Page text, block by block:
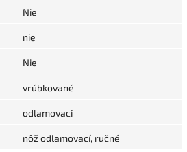
Nie
nie
Nie
vrúbkované
odlamovací
nôž odlamovací, ručné